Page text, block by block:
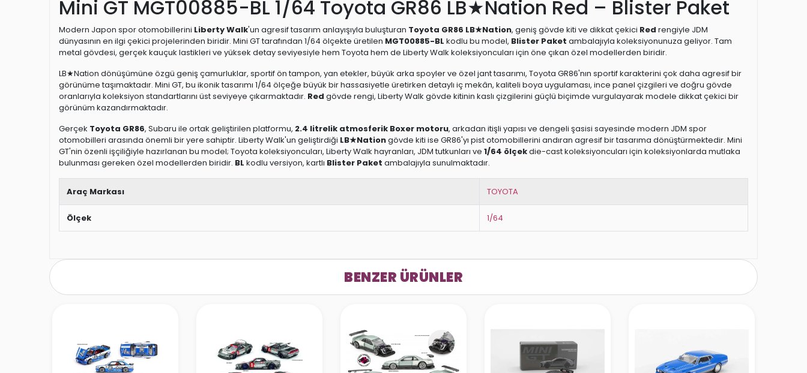
Mini GT MGT00885-BL 1/64 Toyota GR86 LB★Nation Red – Blister Paket
Modern Japon spor otomobillerini Liberty Walk'un agresif tasarım anlayışıyla buluşturan Toyota GR86 LB★Nation, geniş gövde kiti ve dikkat çekici Red rengiyle JDM
dünyasının en ilgi çekici projelerinden biridir. Mini GT tarafından 1/64 ölçekte üretilen MGT00885-BL kodlu bu model, Blister Paket ambalajıyla koleksiyonunuza geliyor. Tam
metal gövdesi, gerçek kauçuk lastikleri ve yüksek detay seviyesiyle hem Toyota hem de Liberty Walk koleksiyoncuları için öne çıkan özel modellerden biridir.
LB★Nation dönüşümüne özgü geniş çamurluklar, sportif ön tampon, yan etekler, büyük arka spoyler ve özel jant tasarımı, Toyota GR86'nın sportif karakterini çok daha agresif bir
görünüme taşımaktadır. Mini GT, bu ikonik tasarımı 1/64 ölçeğe büyük bir hassasiyetle üretirken detaylı iç mekân, kaliteli boya uygulaması, ince panel çizgileri ve doğru gövde
oranlarıyla koleksiyon standartlarını üst seviyeye çıkarmaktadır. Red gövde rengi, Liberty Walk gövde kitinin kaslı çizgilerini güçlü biçimde vurgulayarak modele dikkat çekici bir
görünüm kazandırmaktadır.
Gerçek Toyota GR86, Subaru ile ortak geliştirilen platformu, 2.4 litrelik atmosferik Boxer motoru, arkadan itişli yapısı ve dengeli şasisi sayesinde modern JDM spor
otomobilleri arasında önemli bir yere sahiptir. Liberty Walk'un geliştirdiği LB★Nationgövde kiti ise GR86'yı pist otomobillerini andıran agresif bir tasarıma dönüştürmektedir. Mini
GT'nin özenli işçiliğiyle hazırlanan bu model; Toyota koleksiyoncuları, Liberty Walk hayranları, JDM tutkunları ve 1/64 ölçekdie-cast koleksiyoncuları için koleksiyonlarda mutlaka
bulunması gereken özel modellerden biridir. BL kodlu versiyon, kartlı Blister Paket ambalajıyla sunulmaktadır.
Araç Markası TOYOTA
Ölçek 1/64
BENZER ÜRÜNLER